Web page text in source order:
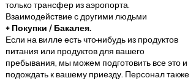
только трансфер из аэропорта.
Взаимодействие с другими людьми
+ Покупки / Бакалея.
Если на вилле есть что-нибудь из продуктов
питания или продуктов для вашего
пребывания, мы можем подготовить все это и
подождать к вашему приезду. Персонал также